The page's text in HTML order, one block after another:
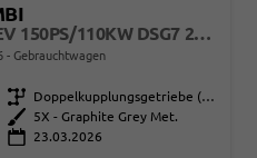
SELECTION 1.5 ETSI MHEV 150PS/110KW DSG7 2026 +AHK+3-ZONE+RFK+KESSY+EL.HECK+BHZ. LENKRAD
Gebrauchtwagen
Getriebe
Doppelkupplungsgetriebe (DSG)
Außenfarbe
5X - Graphite Grey Met.
23.03.2026